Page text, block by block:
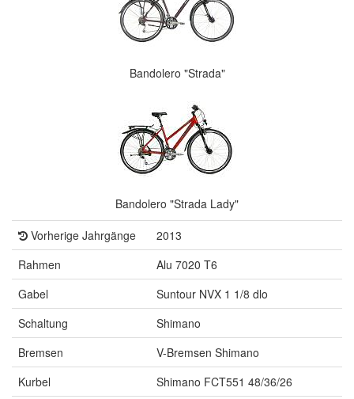
Bandolero "Strada"
Bandolero "Strada Lady"
Vorherige Jahrgänge
2013
Rahmen
Alu 7020 T6
Gabel
Suntour NVX 1 1/8 dlo
Schaltung
Shimano
Bremsen
V-Bremsen Shimano
Kurbel
Shimano FCT551 48/36/26